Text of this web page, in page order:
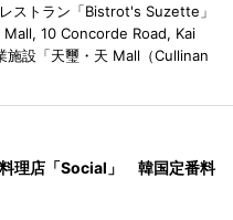
ストラン「Bistrot's Suzette」
Mall, 10 Concorde Road, Kai
施設「天璽・天 Mall（Cullinan
理店「Social」 韓国定番料